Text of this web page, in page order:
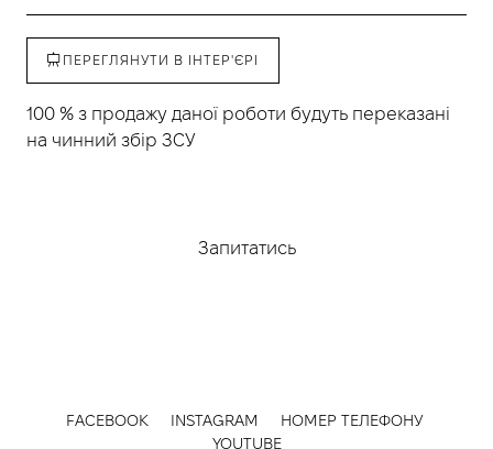
ПЕРЕГЛЯНУТИ В ІНТЕР'ЄРІ
100 % з продажу даної роботи будуть переказані
на чинний збір ЗСУ
Запитатись
FACEBOOK INSTAGRAM
НОМЕР ТЕЛЕФОНУ
YOUTUBE